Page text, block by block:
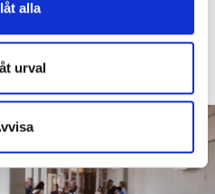
alla
urval
och